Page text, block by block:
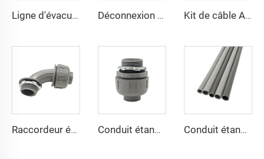
Ligne d'évacuation pour unités de climatisation Déconnexion de la climatisation Kit de câble A/C
Raccordeur étanche aux liquides non métallique 90 degrés Conduit étanche aux liquides non métallique droit Conduit étanche aux liquides non métallique